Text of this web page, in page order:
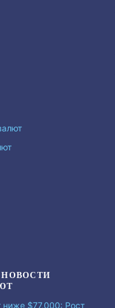
ниже $77,000: Рост